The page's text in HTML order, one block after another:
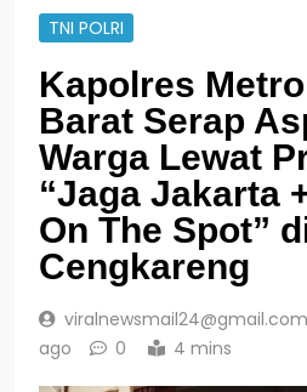
TNI POLRI
Kapolres
Barat Serap
Warga Lewat
“Jaga Jakarta
On The Spot”
Cengkareng
viralnewsmail24@gmail.com
ago
0 4 mins